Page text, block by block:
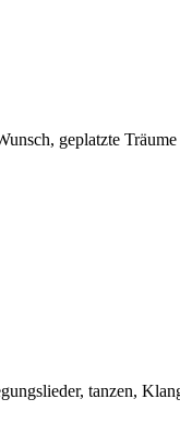
geplatzte Träume
tanzen,